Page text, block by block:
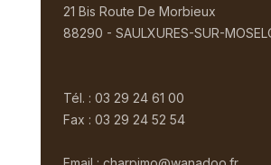
21 Bis Route De Morbieux
88290 - SAULXURES-SUR-
Tél. : 03 29 24 61 00
Fax : 03 29 24 52 54